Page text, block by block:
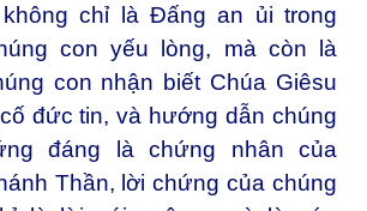
chỉ là Đấng an ủi trong
con yếu lòng, mà còn là
con nhận biết Chúa Giêsu
đức tin, và hướng dẫn chúng
đáng là chứng nhân của
Thần, lời chứng của chúng